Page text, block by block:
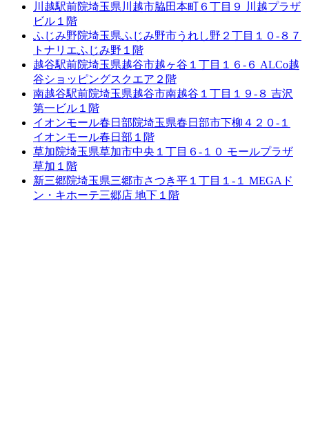
川越駅前院埼玉県川越市脇田本町６丁目９ 川越プラザ
ビル１階
ふじみ野院埼玉県ふじみ野市うれし野２丁目１０-８７
トナリエふじみ野１階
越谷駅前院埼玉県越谷市越ヶ谷１丁目１６-６ ALCo越
谷ショッピングスクエア２階
南越谷駅前院埼玉県越谷市南越谷１丁目１９-８ 吉沢
第一ビル１階
イオンモール春日部院埼玉県春日部市下柳４２０-１
イオンモール春日部１階
草加院埼玉県草加市中央１丁目６-１０ モールプラザ
草加１階
新三郷院埼玉県三郷市さつき平１丁目１-１ MEGAド
ン・キホーテ三郷店 地下１階